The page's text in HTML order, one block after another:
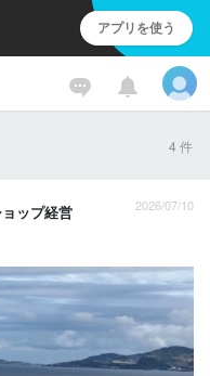
アプリを使う
4 件
ップ経営 2026/07/10